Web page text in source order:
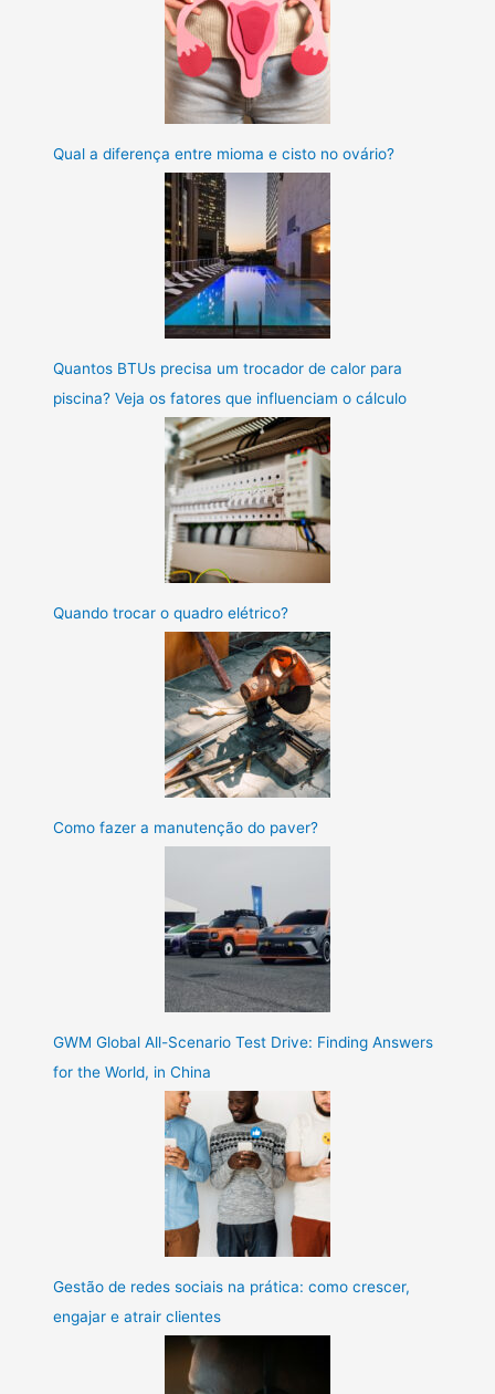
Qual a diferença entre mioma e cisto no ovário?
Quantos BTUs precisa um trocador de calor para
piscina? Veja os fatores que influenciam o cálculo
Quando trocar o quadro elétrico?
Como fazer a manutenção do paver?
GWM Global All-Scenario Test Drive: Finding Answers
for the World, in China
Gestão de redes sociais na prática: como crescer,
engajar e atrair clientes